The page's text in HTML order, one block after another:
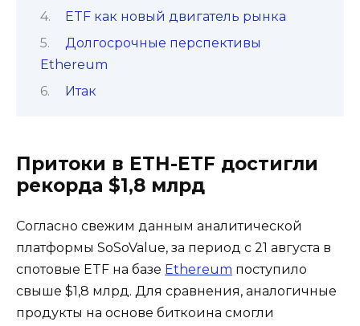
ETF как новый двигатель рынка
Долгосрочные перспективы
Ethereum
Итак
Притоки в ETH-ETF достигли
рекорда $1,8 млрд
Согласно свежим данным аналитической
платформы SoSoValue, за период с 21 августа в
спотовые ETF на базе Ethereum поступило
свыше $1,8 млрд. Для сравнения, аналогичные
продукты на основе биткоина смогли